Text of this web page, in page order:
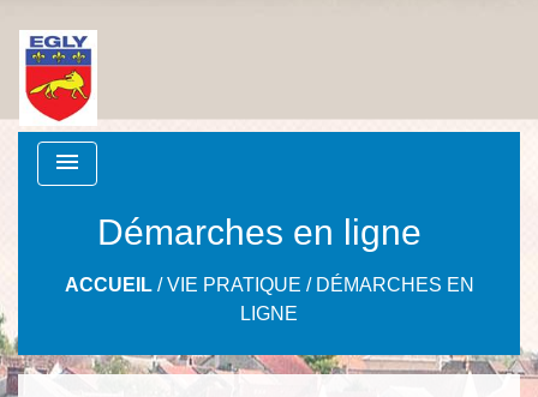
menu
Démarches en ligne
ACCUEIL/VIE PRATIQUE / DÉMARCHES EN
LIGNE